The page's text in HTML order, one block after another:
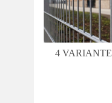
4 VARIANTE